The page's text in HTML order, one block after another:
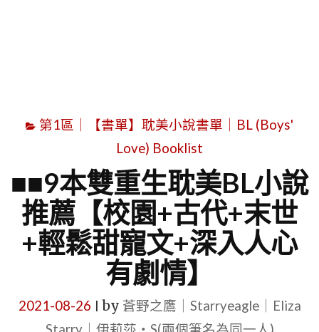
第1區｜【書單】耽美小說書單｜BL (Boys'
Love) Booklist
■■9本雙重生耽美BL小說
推薦【校園+古代+末世
+輕鬆甜寵文+深入人心
有劇情】
2021-08-26 by 蒼野之鷹｜Starryeagle｜Eliza